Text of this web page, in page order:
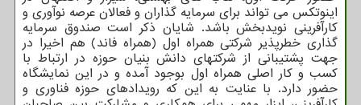
اینوتکس می تواند برای سرمایه گذاران و فعالان عرصه نوآوری و
کارآفرینی نویدبخش باشد. شایان ذکر است صندوق سرمایه
گذاری خطرپذیر شرکتی همراه اول (همراه فاند) هم اخیرا در
جهت پشتیبانی از شرکتهای دانش بنیان حوزه در ارتباط با
کسب و کار اصلی همراه اول بوجود آمده و در این نمایشگاه
حضور دارد. با عنایت به این که رویدادهای حوزه فناوری و